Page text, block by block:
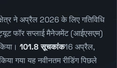
ने अप्रैल 2026 के लिए गतिविधि
फॉर सप्लाई मैनेजमेंट (आईएसएम)
101.8 सूचकांक16 अप्रैल,
गया यह नवीनतम रीडिंग पिछले